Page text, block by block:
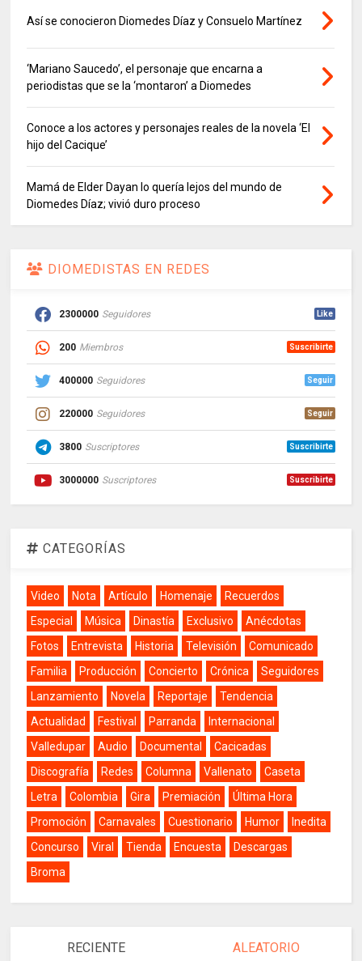
Así se conocieron Diomedes Díaz y Consuelo Martínez
‘Mariano Saucedo’, el personaje que encarna a
periodistas que se la ‘montaron’ a Diomedes
Conoce a los actores y personajes reales de la novela ‘El
hijo del Cacique’
Mamá de Elder Dayan lo quería lejos del mundo de
Diomedes Díaz; vivió duro proceso
DIOMEDISTAS EN REDES
2300000 Seguidores Like
200 Miembros Suscribirte
400000 Seguidores Seguir
220000 Seguidores Seguir
3800 Suscriptores Suscribirte
3000000 Suscriptores Suscribirte
CATEGORÍAS
Video Nota Artículo Homenaje
Recuerdos
Especial
Música Dinastía Exclusivo
Anécdotas
Fotos
Entrevista Historia Televisión
Comunicado
Familia
Producción Concierto Crónica
Seguidores
Lanzamiento
Novela Reportaje
Tendencia
Actualidad
Festival Parranda
Internacional
Valledupar
Audio Documental
Cacicadas
Discografía
Redes Columna Vallenato
Caseta
Letra
Colombia Gira Premiación
Última Hora
Promoción
Carnavales Cuestionario Humor
Inedita
Concurso
Viral Tienda Encuesta
Descargas
Broma
RECIENTE ALEATORIO